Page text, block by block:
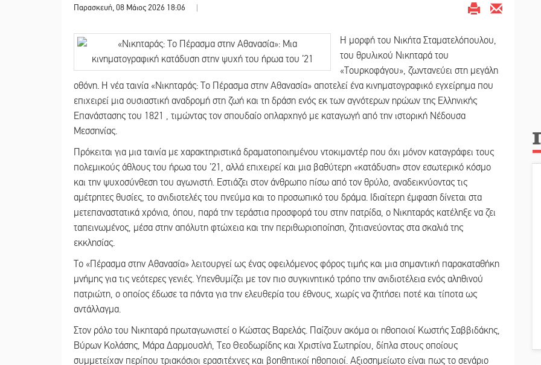
Παρασκευή, 08 Μάιος 2026 18:06 |
Η μορφή του Νικήτα Σταματελόπουλου,
του θρυλικού Νικηταρά του
«Τουρκοφάγου», ζωντανεύει στη μεγάλη
οθόνη. Η νέα ταινία «Νικηταράς: Το Πέρασμα στην Αθανασία» αποτελεί ένα κινηματογραφικό εγχείρημα που
επιχειρεί μια ουσιαστική αναδρομή στη ζωή και τη δράση ενός εκ των αγνότερων ηρώων της Ελληνικής
Επανάστασης του 1821 , τιμώντας τον σπουδαίο οπλαρχηγό με καταγωγή από την ιστορική Νέδουσα
Μεσσηνίας.
Πρόκειται για μια ταινία με χαρακτηριστικά δραματοποιημένου ντοκιμαντέρ που όχι μόνον καταγράφει τους
πολεμικούς άθλους του ήρωα του ’21, αλλά επιχειρεί και μια βαθύτερη «κατάδυση» στον εσωτερικό κόσμο
και την ψυχοσύνθεση του αγωνιστή. Εστιάζει στον άνθρωπο πίσω από τον θρύλο, αναδεικνύοντας τις
αμέτρητες θυσίες, το ανιδιοτελές του πνεύμα και το προσωπικό του δράμα. Ιδιαίτερη έμφαση δίνεται στα
μετεπαναστατικά χρόνια, όπου, παρά την τεράστια προσφορά του στην πατρίδα, ο Νικηταράς κατέληξε να ζει
ταπεινωμένος, μέσα στην απόλυτη φτώχεια και την περιθωριοποίηση, ζητιανεύοντας στα σκαλιά της
εκκλησίας.
Το «Πέρασμα στην Αθανασία» λειτουργεί ως ένας οφειλόμενος φόρος τιμής και μια σημαντική παρακαταθήκη
μνήμης για τις νεότερες γενιές. Υπενθυμίζει με τον πιο συγκινητικό τρόπο την ανιδιοτέλεια ενός αληθινού
πατριώτη, ο οποίος έδωσε τα πάντα για την ελευθερία του έθνους, χωρίς να ζητήσει ποτέ και τίποτα ως
αντάλλαγμα.
Στον ρόλο του Νικηταρά πρωταγωνιστεί ο Κώστας Βαρελάς. Παίζουν ακόμα οι ηθοποιοί Κωστής Σαββιδάκης,
Βύρων Κολάσης, Μάρα Δαρμουσλή, Τεο Θεοδωρίδης και Χριστίνα Σωτηρίου, δίπλα στους οποίους
συμμετείχαν περίπου τριακόσιοι ερασιτέχνες και βοηθητικοί ηθοποιοί. Αξιοσημείωτο είναι πως το σενάριο